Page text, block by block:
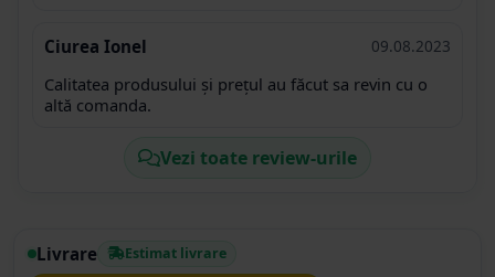
Ciurea Ionel 09.08.2023
Calitatea produsului și prețul au făcut sa revin cu o
altă comanda.
Vezi toate review-urile
Livrare Estimat livrare